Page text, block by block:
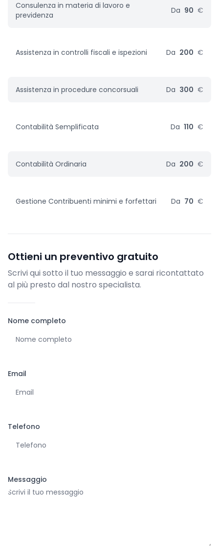
Consulenza in materia di lavoro e
previdenza
Da 90 €
Assistenza in controlli fiscali e ispezioni Da 200 €
Assistenza in procedure concorsuali Da 300 €
Contabilità Semplificata Da 110 €
Contabilità Ordinaria Da 200 €
Gestione Contribuenti minimi e forfettari Da 70 €
Ottieni un preventivo gratuito
Scrivi qui sotto il tuo messaggio e sarai ricontattato
al più presto dal nostro specialista.
Nome completo
Email
Telefono
Messaggio